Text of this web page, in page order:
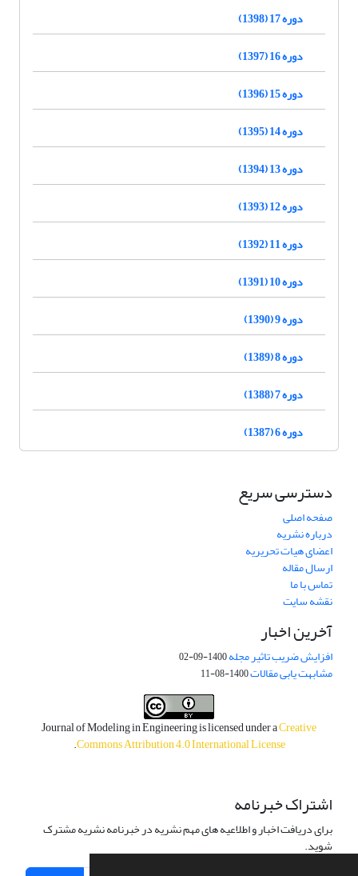
دوره 17 (1398)
دوره 16 (1397)
دوره 15 (1396)
دوره 14 (1395)
دوره 13 (1394)
دوره 12 (1393)
دوره 11 (1392)
دوره 10 (1391)
دوره 9 (1390)
دوره 8 (1389)
دوره 7 (1388)
دوره 6 (1387)
دسترسی سریع
صفحه اصلی
درباره نشریه
اعضای هیات تحریریه
ارسال مقاله
تماس با ما
نقشه سایت
آخرین اخبار
افزایش ضریب تاثیر مجله1400-09-02
مشابهت یابی مقالات1400-08-11
Journal of Modeling in Engineering is licensed under aCreative
Commons Attribution 4.0 International License
.
اشتراک خبرنامه
برای دریافت اخبار و اطلاعیه های مهم نشریه در خبرنامه نشریه مشترک
شوید.